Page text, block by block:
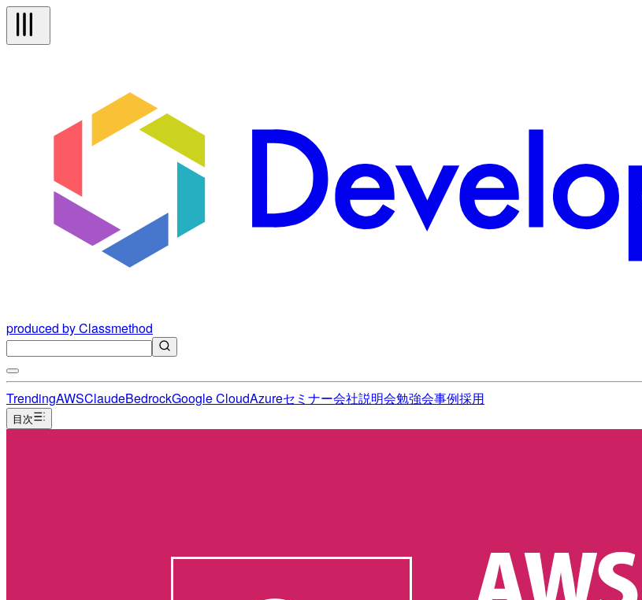
produced by Classmethod
TrendingAWSClaudeBedrockGoogle CloudAzureセミナー会社説明会勉強会事例採用
目次